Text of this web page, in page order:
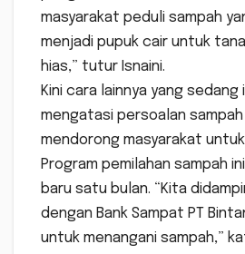
masyarakat peduli sampah
menjadi pupuk cair untuk
hias,” tutur Isnaini.
Kini cara lainnya yang sedang
mengatasi persoalan sampah
mendorong masyarakat
Program pemilahan sampah
baru satu bulan. “Kita
dengan Bank Sampat PT
untuk menangani sampah,”